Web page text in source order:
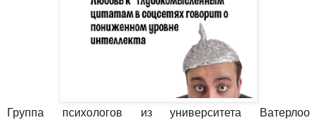
Группа психологов из университета Ватерлоо